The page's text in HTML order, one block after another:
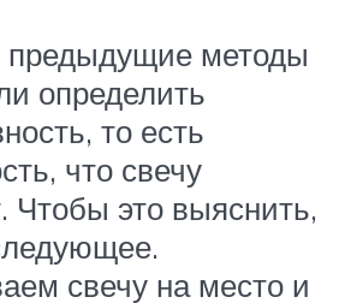
предыдущие методы
определить
то есть
что свечу
Чтобы это выяснить,
свечу на место и